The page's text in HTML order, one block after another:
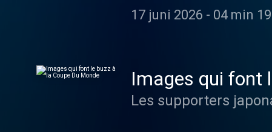
17 juni 2026 - 04 min
Images qui font
Les supporters